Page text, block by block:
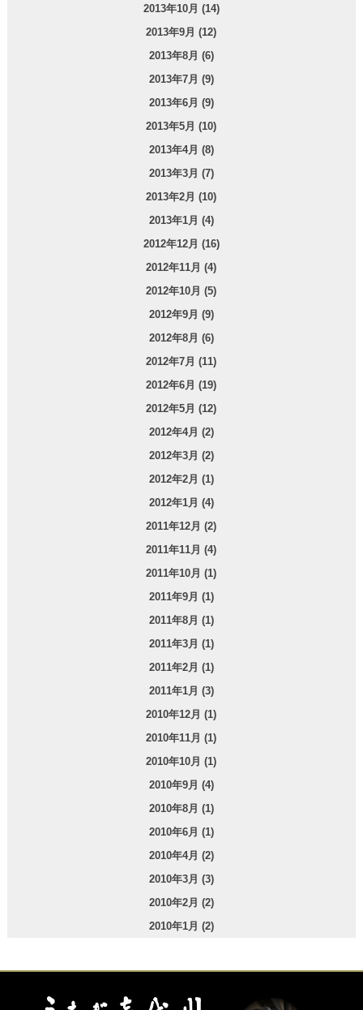
2013年10月 (14)
2013年9月 (12)
2013年8月 (6)
2013年7月 (9)
2013年6月 (9)
2013年5月 (10)
2013年4月 (8)
2013年3月 (7)
2013年2月 (10)
2013年1月 (4)
2012年12月 (16)
2012年11月 (4)
2012年10月 (5)
2012年9月 (9)
2012年8月 (6)
2012年7月 (11)
2012年6月 (19)
2012年5月 (12)
2012年4月 (2)
2012年3月 (2)
2012年2月 (1)
2012年1月 (4)
2011年12月 (2)
2011年11月 (4)
2011年10月 (1)
2011年9月 (1)
2011年8月 (1)
2011年3月 (1)
2011年2月 (1)
2011年1月 (3)
2010年12月 (1)
2010年11月 (1)
2010年10月 (1)
2010年9月 (4)
2010年8月 (1)
2010年6月 (1)
2010年4月 (2)
2010年3月 (3)
2010年2月 (2)
2010年1月 (2)